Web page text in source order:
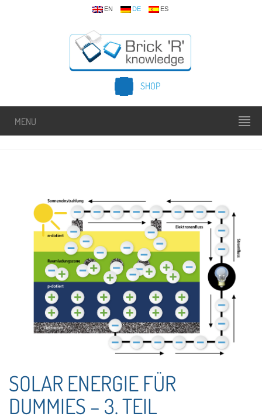
EN DE ES
SHOP
MENU
SOLAR ENERGIE FÜR
DUMMIES – 3. TEIL